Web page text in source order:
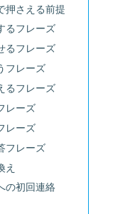
押さえる前提
るフレーズ
るフレーズ
フレーズ
るフレーズ
レーズ
レーズ
フレーズ
え
の初回連絡